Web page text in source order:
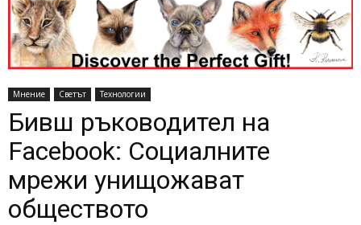
Мнение Светът Технологии
Бивш ръководител на
Facebook: Социалните
мрежи унищожават
обществото